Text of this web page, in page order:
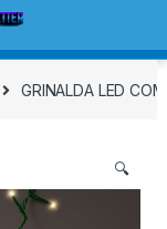
GRINALDA LED
🔍